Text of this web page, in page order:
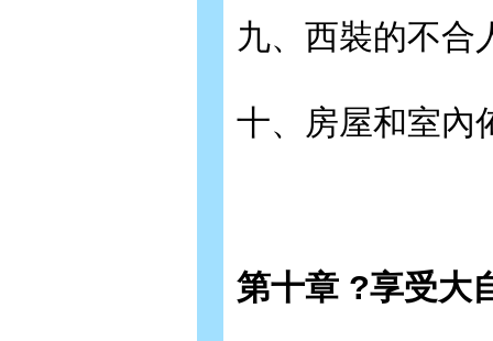
九、西裝的不合
十、房屋和室內
第十章 ?享受大